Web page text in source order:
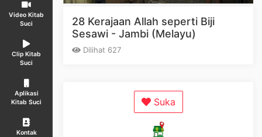
Video Kitab
Suci
Clip Kitab
Suci
Aplikasi
Kitab Suci
Kontak
28 Kerajaan Allah seperti Biji
Sesawi - Jambi (Melayu)
Dilihat 627
Suka